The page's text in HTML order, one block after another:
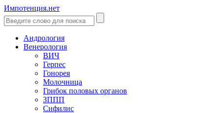
Импотенция.нет
Андрология
Венерология
ВИЧ
Герпес
Гонорея
Молочница
Грибок половых органов
ЗППП
Сифилис